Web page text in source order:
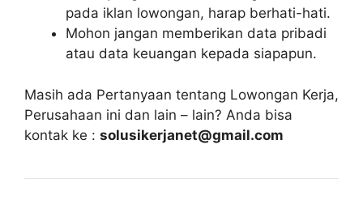
pada iklan lowongan, harap berhati-hati.
Mohon jangan memberikan data pribadi
atau data keuangan kepada siapapun.
Masih ada Pertanyaan tentang Lowongan Kerja,
Perusahaan ini dan lain – lain? Anda bisa
kontak ke : solusikerjanet@gmail.com